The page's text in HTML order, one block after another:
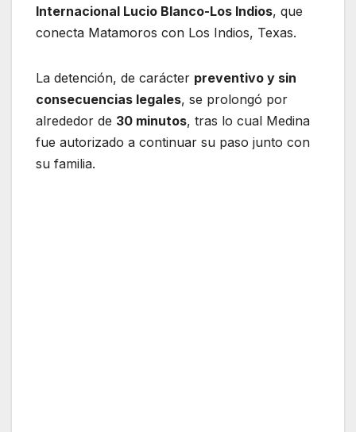
Internacional Lucio Blanco-Los Indios, que
conecta Matamoros con Los Indios, Texas.
La detención, de carácter preventivo y sin
consecuencias legales, se prolongó por
alrededor de 30 minutos, tras lo cual Medina
fue autorizado a continuar su paso junto con
su familia.